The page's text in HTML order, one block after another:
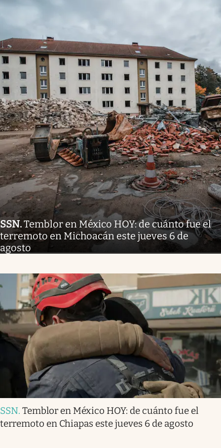
SSN.Temblor en México HOY: de cuánto fue el
terremoto en Michoacán este jueves 6 de
agosto
SSN. Temblor en México HOY: de cuánto fue el
terremoto en Chiapas este jueves 6 de agosto